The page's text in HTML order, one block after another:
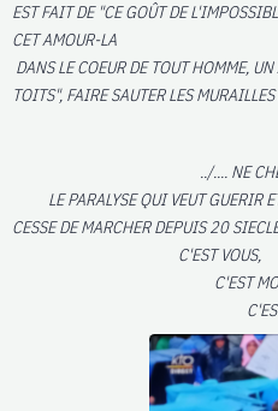
EST FAIT DE "CE GOÛT DE
CET AMOUR-LA
DANS LE COEUR DE TOUT HOMME,
TOITS", FAIRE SAUTER LES
MAIS? QUE
../.... NE
LE PARALYSE QUI VEUT GUERIR
CESSE DE MARCHER DEPUIS 20
C'EST VOUS,
C'EST
C'EST NOUS, SI